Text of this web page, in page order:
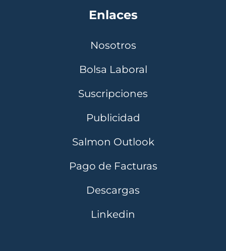
Enlaces
Nosotros
Bolsa Laboral
Suscripciones
Publicidad
Salmon Outlook
Pago de Facturas
Descargas
Linkedin